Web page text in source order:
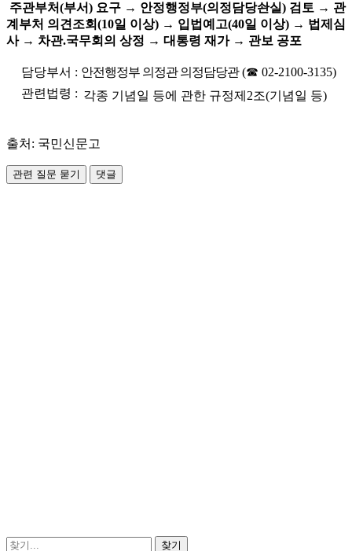
주관부처(부서) 요구 → 안정행정부(의정담당솬실) 검토 → 관
계부처 의견조회(10일 이상) → 입법예고(40일 이상) → 법제심
사 → 차관.국무회의 상정 → 대통령 재가 → 관보 공포
담당부서 : 안전행정부 의정관 의정담당관(☎ 02-2100-3135)
관련법령 : 각종 기념일 등에 관한 규정제2조(기념일 등)
출처: 국민신문고